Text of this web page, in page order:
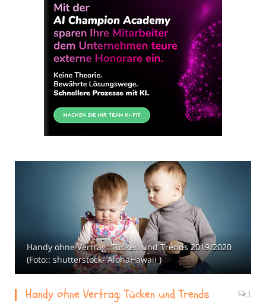
Handy ohne Vertrag: Tücken und Trends 2019/2020
(Foto:: shutterstock- AlohaHawaii )
Handy ohne Vertrag: Tücken und Trends
1